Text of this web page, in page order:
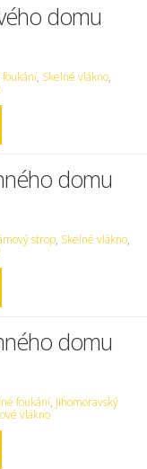
domu
foukání, Skelné vlákno,
domu
strop, Skelné vlákno,
domu
foukání, Jihomoravský
vlákno